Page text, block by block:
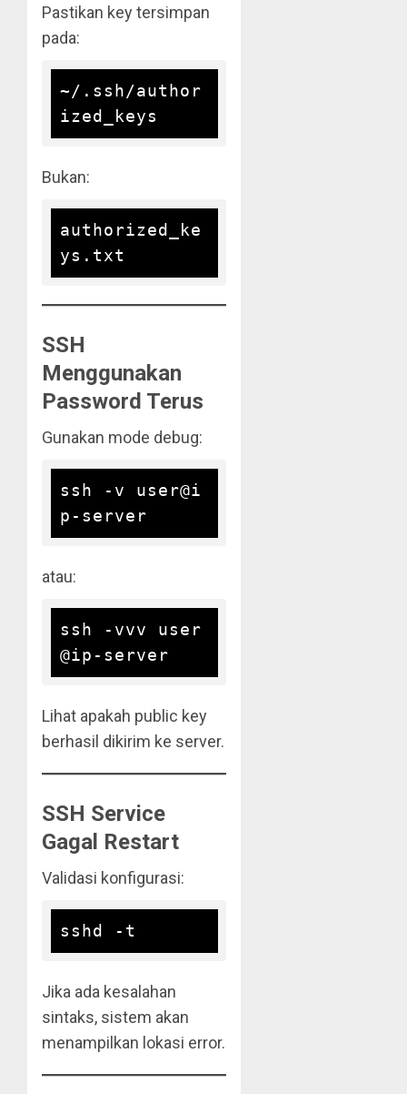
Pastikan key tersimpan
pada:
~/.ssh/author
Bukan:
authorized_ke
SSH
Menggunakan
Password Terus
Gunakan mode debug:
ssh -v user@i
atau:
ssh -vvv user
Lihat apakah public key
berhasil dikirim ke server.
SSH Service
Gagal Restart
Validasi konfigurasi:
Jika ada kesalahan
sintaks, sistem akan
menampilkan lokasi error.